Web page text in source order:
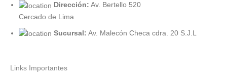
Dirección: Av. Bertello 520
Cercado de Lima
Sucursal: Av. Malecón Checa cdra. 20 S.J.L
Links Importantes